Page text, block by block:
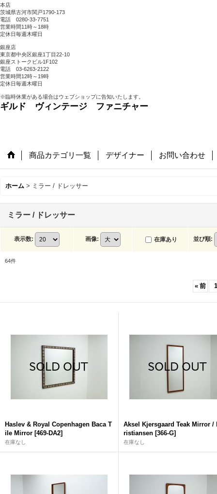
本店
茨城県古河市関戸1790-173
電話 0280-33-7751
営業時間11時～18時
定休日毎週木曜日
銀座店
東京都中央区銀座1丁目22-10
銀座ストークビル1F102
電話 03-6263-2122
営業時間12時～19時
定休日毎週木曜日
※臨時休業がある場合はウェブショップに告知いたします。
ギルド ヴィンテージ ファニチャー
商品カテゴリ一覧 デザイナー お問い合わせ
ホーム > ミラー / ドレッサー
ミラー / ドレッサー
表示数: 画像: 在庫あり 並び順:
64件
« 前 1
Haslev & Royal Copenhagen Baca T
ile Mirror [469-DA2]
在庫なし
Aksel Kjersgaard Teak Mirror /
ristiansen [366-G]
在庫なし